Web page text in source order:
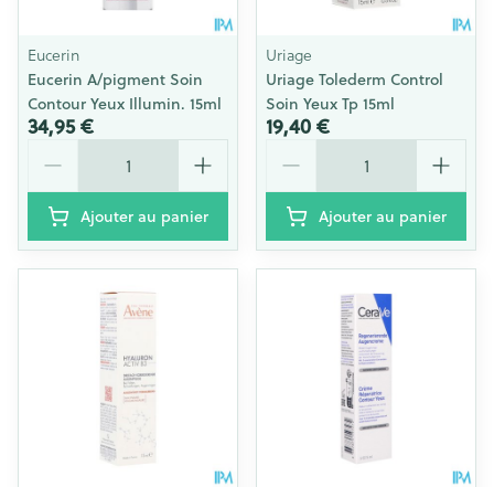
Eucerin
Eucerin A/pigment Soin
Contour Yeux Illumin. 15ml
34,95 €
Ajouter au panier
Uriage
Uriage Tolederm Control
Soin Yeux Tp 15ml
19,40 €
Ajouter au panier